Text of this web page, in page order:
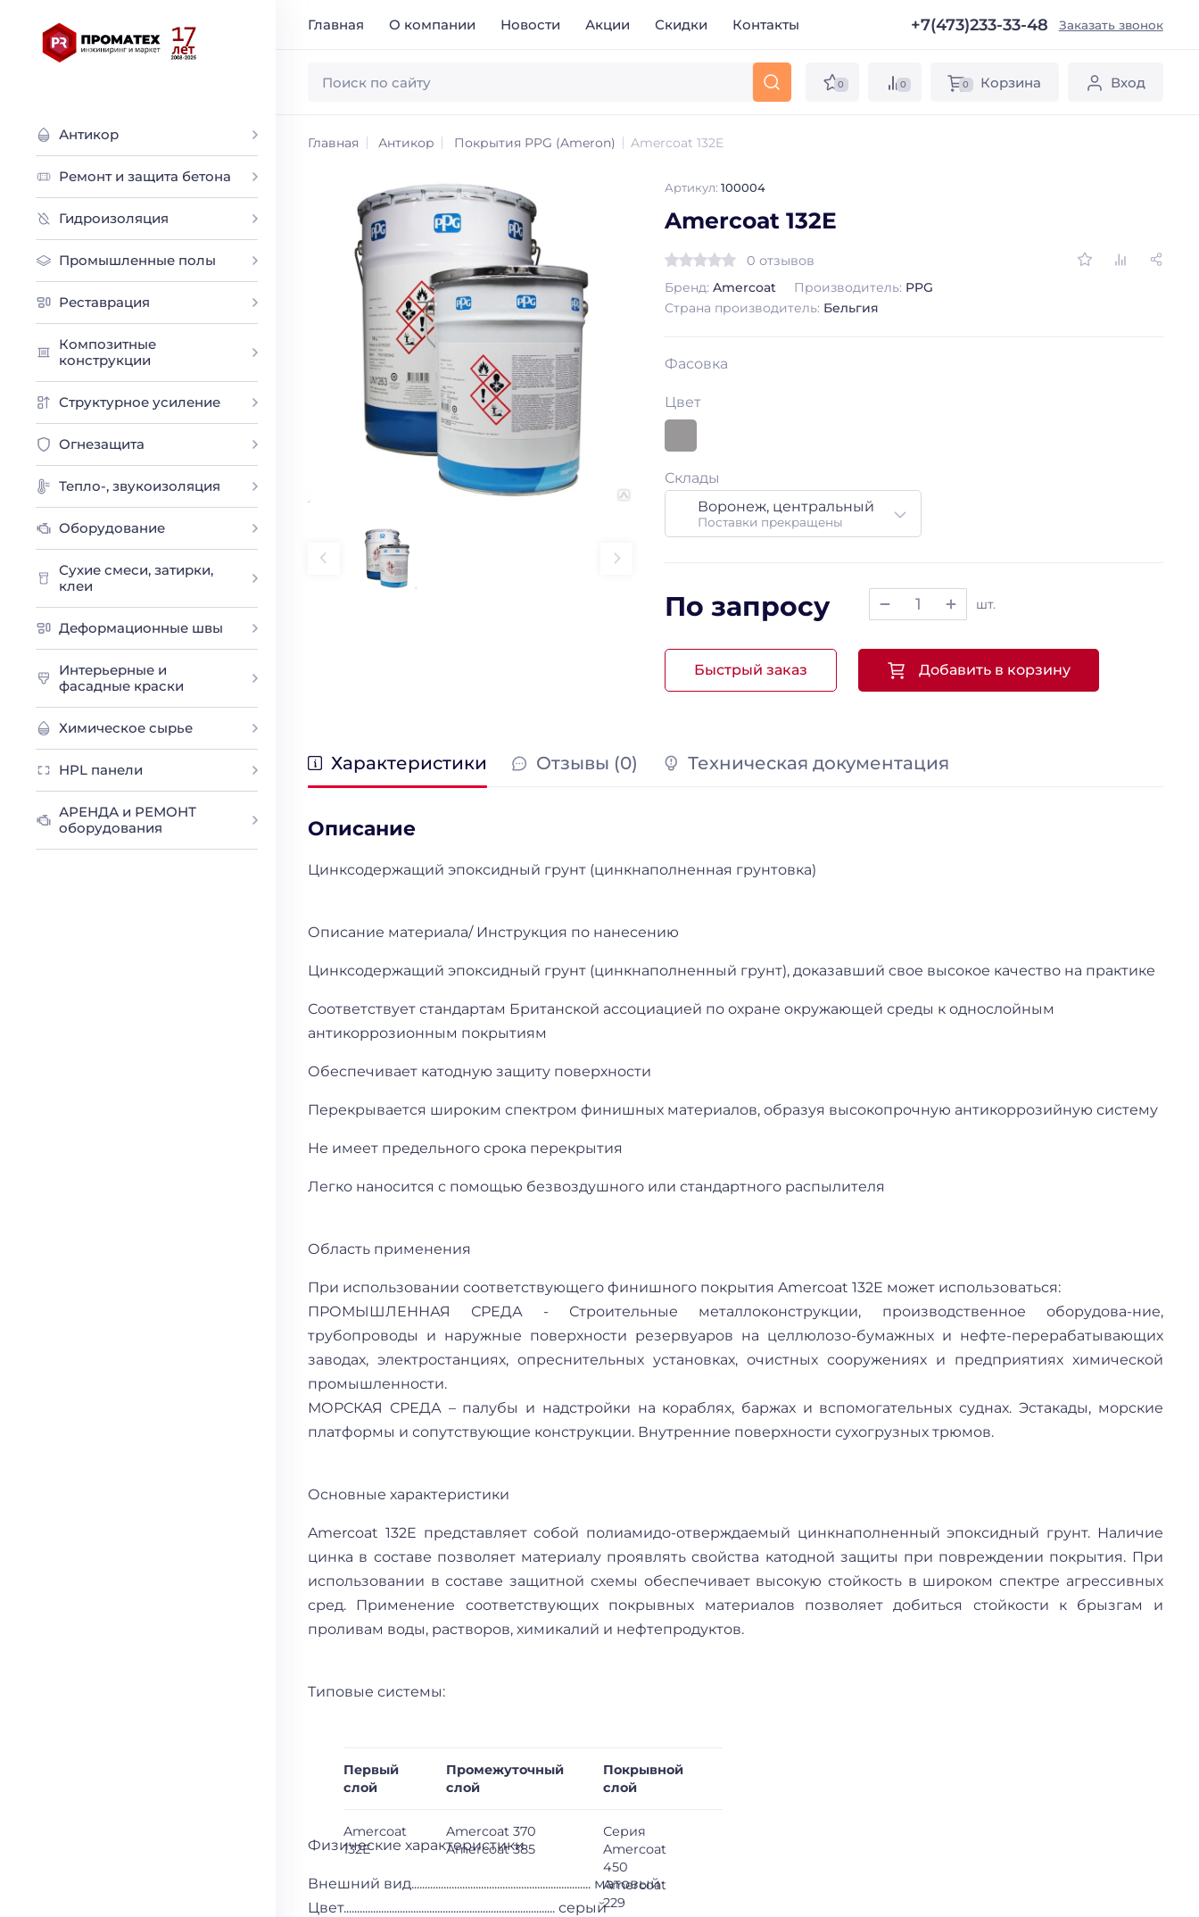
Главная О компании Новости Акции Скидки Контакты +7(473)233-33-48 Заказать звонок
0 0 0 Корзина Вход
Главная Антикор Покрытия PPG (Ameron) Amercoat 132E
Amercoat 132E
0 отзывов
Бренд:Amercoat Производитель: PPG
Страна производитель: Бельгия
Фасовка
Цвет
Склады
Воронеж, центральный
Поставки прекращены
Артикул:100004
По запросу шт.
Быстрый заказ Добавить в корзину
Характеристики Отзывы (0) Техническая документация
Описание
Цинксодержащий эпоксидный грунт (цинкнаполненная грунтовка)
Описание материала/ Инструкция по нанесению
Цинксодержащий эпоксидный грунт (цинкнаполненный грунт), доказавший свое высокое качество на практике
Соответствует стандартам Британской ассоциацией по охране окружающей среды к однослойным
антикоррозионным покрытиям
Обеспечивает катодную защиту поверхности
Перекрывается широким спектром финишных материалов, образуя высокопрочную антикоррозийную систему
Не имеет предельного срока перекрытия
Легко наносится с помощью безвоздушного или стандартного распылителя
Область применения
При использовании соответствующего финишного покрытия Amercoat 132E может использоваться:
ПРОМЫШЛЕННАЯ СРЕДА - Строительные металлоконструкции, производственное оборудова-ние,
трубопроводы и наружные поверхности резервуаров на целлюлозо-бумажных и нефте-перерабатывающих
заводах, электростанциях, опреснительных установках, очистных сооружениях и предприятиях химической
промышленности.
МОРСКАЯ СРЕДА – палубы и надстройки на кораблях, баржах и вспомогательных суднах. Эстакады, морские
платформы и сопутствующие конструкции. Внутренние поверхности сухогрузных трюмов.
Основные характеристики
Amercoat 132E представляет собой полиамидо-отверждаемый цинкнаполненный эпоксидный грунт. Наличие
цинка в составе позволяет материалу проявлять свойства катодной защиты при повреждении покрытия. При
использовании в составе защитной схемы обеспечивает высокую стойкость в широком спектре агрессивных
сред. Применение соответствующих покрывных материалов позволяет добиться стойкости к брызгам и
проливам воды, растворов, химикалий и нефтепродуктов.
Типовые системы:
Первый
слой
Промежуточный
слой
Покрывной
слой
Amercoat
132E
Amercoat 370
Amercoat 385
Серия
Amercoat
450
Amercoat
229
Физические характеристики
Внешний вид................................................................... матовый
Цвет............................................................................... серый
Антикор
Ремонт и защита бетона
Гидроизоляция
Промышленные полы
Реставрация
Композитные
конструкции
Структурное усиление
Огнезащита
Тепло-, звукоизоляция
Оборудование
Сухие смеси, затирки,
клеи
Деформационные швы
Интерьерные и
фасадные краски
Химическое сырье
HPL панели
АРЕНДА и РЕМОНТ
оборудования